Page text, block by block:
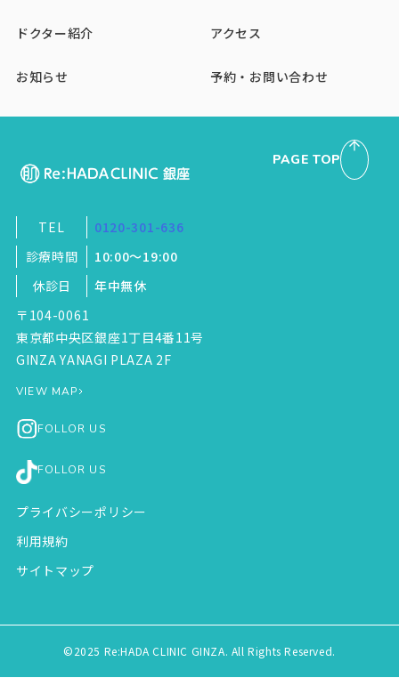
ドクター紹介 アクセス
お知らせ 予約・お問い合わせ
TEL
0120-301-636
診療時間
10:00～19:00
休診日
年中無休
〒104-0061
東京都中央区銀座1丁目4番11号
GINZA YANAGI PLAZA 2F
VIEW MAP
FOLLOR US
FOLLOR US
プライバシーポリシー
利用規約
サイトマップ
PAGE TOP
©2025 Re:HADA CLINIC GINZA. All Rights Reserved.